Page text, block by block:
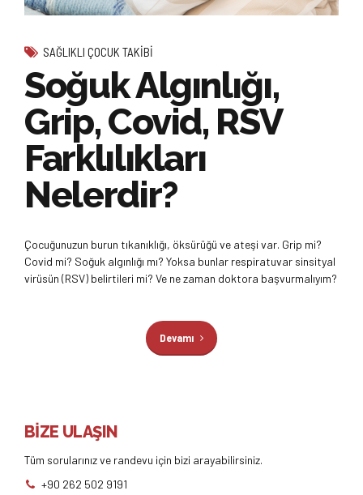
SAĞLIKLI ÇOCUK TAKIBI
Soğuk Algınlığı,
Grip, Covid, RSV
Farklılıkları
Nelerdir?
Çocuğunuzun burun tıkanıklığı, öksürüğü ve ateşi var. Grip mi?
Covid mi? Soğuk algınlığı mı? Yoksa bunlar respiratuvar sinsityal
virüsün (RSV) belirtileri mi? Ve ne zaman doktora başvurmalıyım?
Devamı
BİZE ULAŞIN
Tüm sorularınız ve randevu için bizi arayabilirsiniz.
+90 262 502 9191